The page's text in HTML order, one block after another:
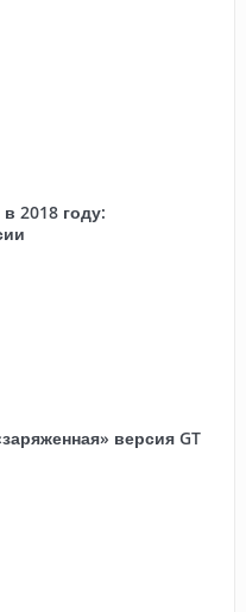
2018 году:
версия GT